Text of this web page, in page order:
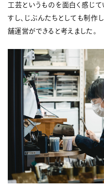
工芸というものを面白く感じ
すし、じぶんたちとしても制作
舗運営ができると考えました。